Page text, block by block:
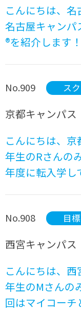
こんにちは、名
名古屋キャンパ
®を紹介します
No.909 ス
京都キャンパス
こんにちは、
年生のRさんの
年度に転入学
No.908 目
西宮キャンパス
こんにちは、
年生のMさんの
回はマイコー